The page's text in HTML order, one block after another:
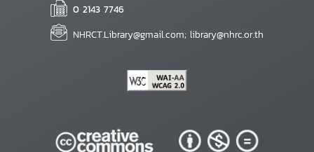
0 2143 7746
NHRCT.Library@gmail.com; library@nhrc.or.th